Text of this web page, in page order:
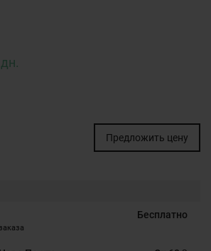
Предложить цену
Бесплатно